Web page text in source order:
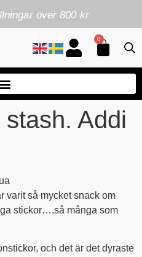
över 800 kr
0
Addi
varit så mycket snack om
stickor….så många som
och det är det dyraste